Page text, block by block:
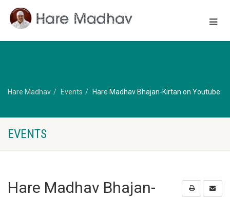
Hare Madhav Events Hare Madhav Bhajan-Kirtan on Youtube
EVENTS
Hare Madhav Bhajan-